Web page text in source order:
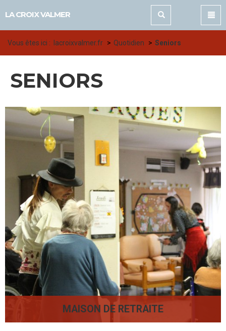
LA CROIX VALMER
Vous êtes ici : lacroixvalmer.fr Quotidien Seniors
SENIORS
MAISON DE RETRAITE